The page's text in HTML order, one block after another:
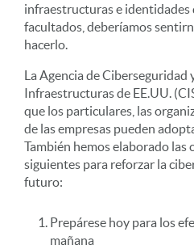
infraestructuras e identidades
facultados, deberíamos
hacerlo.
La Agencia de Ciberseguridad
Infraestructuras de EE.UU.
que los particulares, las
de las empresas pueden
También hemos elaborado las
siguientes para reforzar la
futuro:
Prepárese hoy para los
mañana